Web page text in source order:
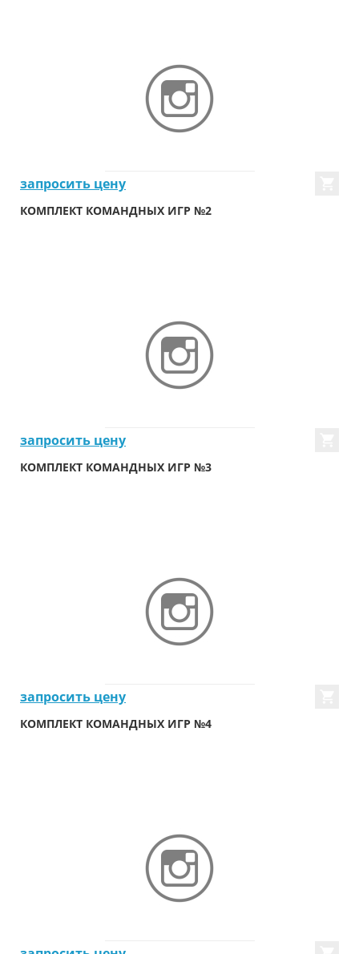
запросить цену
КОМПЛЕКТ КОМАНДНЫХ ИГР №2
запросить цену
КОМПЛЕКТ КОМАНДНЫХ ИГР №3
запросить цену
КОМПЛЕКТ КОМАНДНЫХ ИГР №4